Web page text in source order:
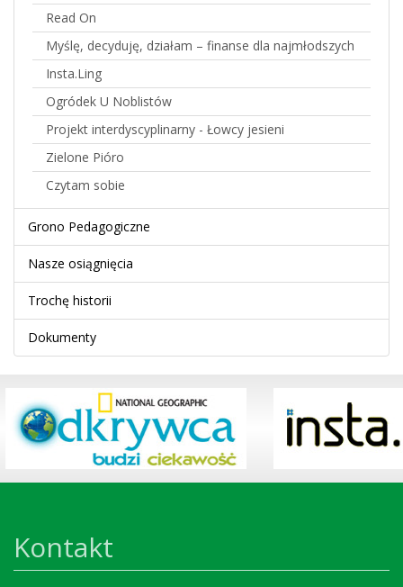
Read On
Myślę, decyduję, działam – finanse dla najmłodszych
Insta.Ling
Ogródek U Noblistów
Projekt interdyscyplinarny - Łowcy jesieni
Zielone Pióro
Czytam sobie
Grono Pedagogiczne
Nasze osiągnięcia
Trochę historii
Dokumenty
Kontakt